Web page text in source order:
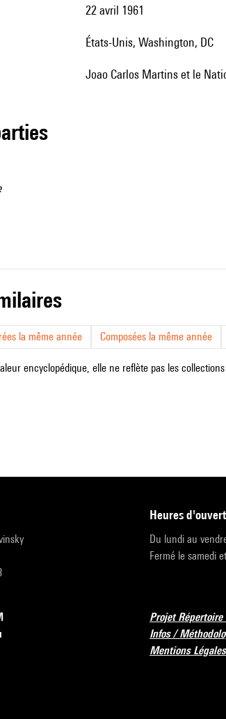
22 avril 1961
États-Unis, Washington, DC
Joao Carlos Martins et le
la même année Composées la même année
encyclopédique, elle ne reflète pas les
heures
Du lundi au
Fermé le samedi
Projet Répertoire
Infos /
Mentions Légales